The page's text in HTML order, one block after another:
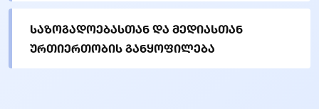
საზოგადოებასთან და მედიასთან
ურთიერთობის განყოფილება